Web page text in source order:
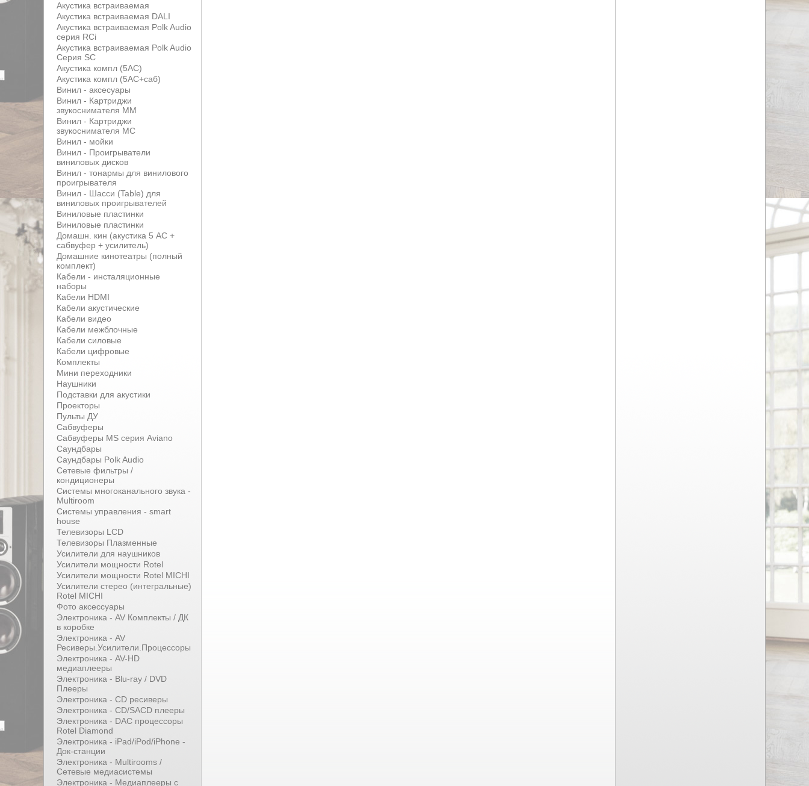
Акустика встраиваемая
Акустика встраиваемая DALI
Акустика встраиваемая Polk Audio
серия RCi
Акустика встраиваемая Polk Audio
Серия SC
Акустика компл (5АС)
Акустика компл (5АС+саб)
Винил - аксесуары
Винил - Картриджи
звукоснимателя MM
Винил - Картриджи
звукоснимателя MС
Винил - мойки
Винил - Проигрыватели
виниловых дисков
Винил - тонармы для винилового
проигрывателя
Винил - Шасси (Table) для
виниловых проигрывателей
Виниловые пластинки
Виниловые пластинки
Домашн. кин (акустика 5 АС +
сабвуфер + усилитель)
Домашние кинотеатры (полный
комплект)
Кабели - инсталяционные
наборы
Кабели HDMI
Кабели акустические
Кабели видео
Кабели межблочные
Кабели силовые
Кабели цифровые
Комплекты
Мини переходники
Наушники
Подставки для акустики
Проекторы
Пульты ДУ
Сабвуферы
Сабвуферы MS серия Aviano
Саундбары
Саундбары Polk Audio
Сетевые фильтры /
кондиционеры
Системы многоканального звука -
Multiroom
Системы управления - smart
house
Телевизоры LCD
Телевизоры Плазменные
Усилители для наушников
Усилители мощности Rotel
Усилители мощности Rotel MICHI
Усилители стерео (интегральные)
Rotel MICHI
Фото аксессуары
Электроника - AV Комплекты / ДК
в коробке
Электроника - AV
Ресиверы.Усилители.Процессоры
Электроника - AV-HD
медиаплееры
Электроника - Blu-ray / DVD
Плееры
Электроника - CD ресиверы
Электроника - CD/SACD плееры
Электроника - DAC процессоры
Rotel Diamond
Электроника - iPad/iPod/iPhone -
Док-станции
Электроника - Multirooms /
Сетевые медиасистемы
Электроника - Медиаплееры с